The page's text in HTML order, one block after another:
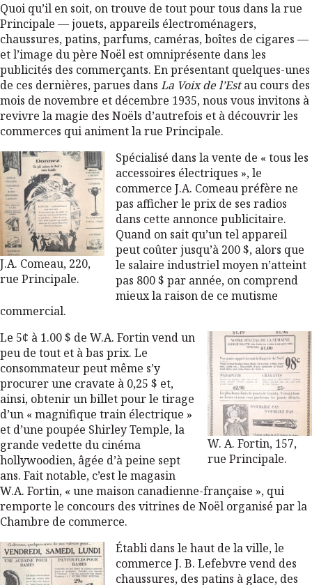
Quoi qu’il en soit, on trouve de tout pour tous dans la rue
Principale — jouets, appareils électroménagers,
chaussures, patins, parfums, caméras, boîtes de cigares —
et l’image du père Noël est omniprésente dans les
publicités des commerçants. En présentant quelques-unes
de ces dernières, parues dans La Voix de l’Estau cours des
mois de novembre et décembre 1935, nous vous invitons à
revivre la magie des Noëls d’autrefois et à découvrir les
commerces qui animent la rue Principale.
J.A. Comeau, 220,
rue Principale.
Spécialisé dans la vente de « tous les
accessoires électriques », le
commerce J.A. Comeau préfère ne
pas afficher le prix de ses radios
dans cette annonce publicitaire.
Quand on sait qu’un tel appareil
peut coûter jusqu’à 200 $, alors que
le salaire industriel moyen n’atteint
pas 800 $ par année, on comprend
mieux la raison de ce mutisme
commercial.
W. A. Fortin, 157,
rue Principale.
Le 5¢ à 1.00 $ de W.A. Fortin vend un
peu de tout et à bas prix. Le
consommateur peut même s’y
procurer une cravate à 0,25 $ et,
ainsi, obtenir un billet pour le tirage
d’un « magnifique train électrique »
et d’une poupée Shirley Temple, la
grande vedette du cinéma
hollywoodien, âgée d’à peine sept
ans. Fait notable, c’est le magasin
W.A. Fortin, « une maison canadienne-française », qui
remporte le concours des vitrines de Noël organisé par la
Chambre de commerce.
Établi dans le haut de la ville, le
commerce J. B. Lefebvre vend des
chaussures, des patins à glace, des